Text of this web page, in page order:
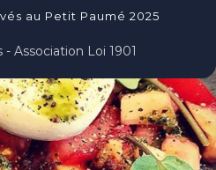
au Petit Paumé 2025
Association Loi 1901